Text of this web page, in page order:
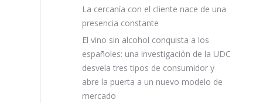
La cercanía con el cliente nace de una
presencia constante
El vino sin alcohol conquista a los
españoles: una investigación de la UDC
desvela tres tipos de consumidor y
abre la puerta a un nuevo modelo de
mercado